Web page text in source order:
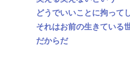
どうでいいことに拘って
それはお前の生きている
だからだ